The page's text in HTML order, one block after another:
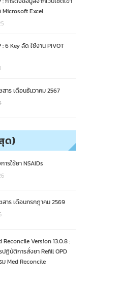
Microsoft Excel
: 6 Key ลัด ใช้งาน PIVOT
าร เดือนธันวาคม 2567
ด)
ารใช้ยา NSAIDs
สาร เดือนกรกฎาคม 2569
Reconcile Version 13.0.8 :
ปฏิบัติการสั่งยา Refill OPD
ม Med Reconcile